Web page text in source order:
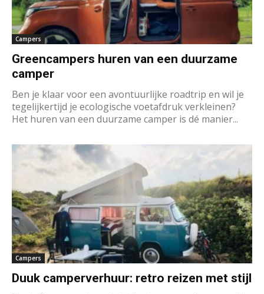
Campers
Greencampers huren van een duurzame
camper
Ben je klaar voor een avontuurlijke roadtrip en wil je
tegelijkertijd je ecologische voetafdruk verkleinen?
Het huren van een duurzame camper is dé manier...
Campers
Duuk camperverhuur: retro reizen met stijl